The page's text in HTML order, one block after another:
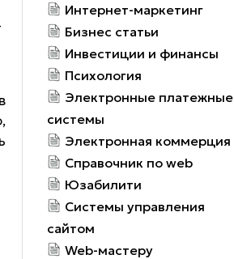
Интернет-маркетинг
Бизнес статьи
Инвестиции и финансы
Психология
Электронные платежные
системы
Электронная коммерция
Справочник по web
Юзабилити
Системы управления
сайтом
Web-мастеру